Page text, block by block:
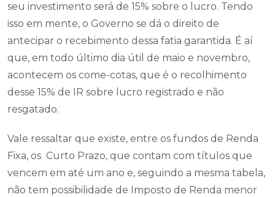
seu investimento será de 15% sobre o lucro. Tendo
isso em mente, o Governo se dá o direito de
antecipar o recebimento dessa fatia garantida. É aí
que, em todo último dia útil de maio e novembro,
acontecem os come-cotas, que é o recolhimento
desse 15% de IR sobre lucro registrado e não
resgatado.
Vale ressaltar que existe, entre os fundos de Renda
Fixa, os Curto Prazo, que contam com títulos que
vencem em até um ano e, seguindo a mesma tabela,
não tem possibilidade de Imposto de Renda menor